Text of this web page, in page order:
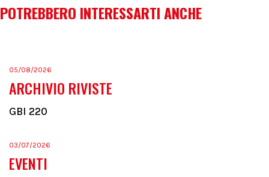
POTREBBERO INTERESSARTI ANCHE
05/08/2026
ARCHIVIO RIVISTE
GBI 220
03/07/2026
EVENTI